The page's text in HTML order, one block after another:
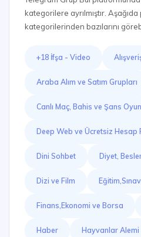
kategorilere ayrılmıştır.
kategorilerinden bazılarını
+18 İfşa - Video
Araba Alım ve Satım Grupları
Canlı Maç, Bahis ve Şans
Deep Web ve Ücretsiz Hesap
Dini Sohbet Diyet,
Dizi ve Film
Finans,Ekonomi ve Borsa
Haber Hayvanlar Alemi